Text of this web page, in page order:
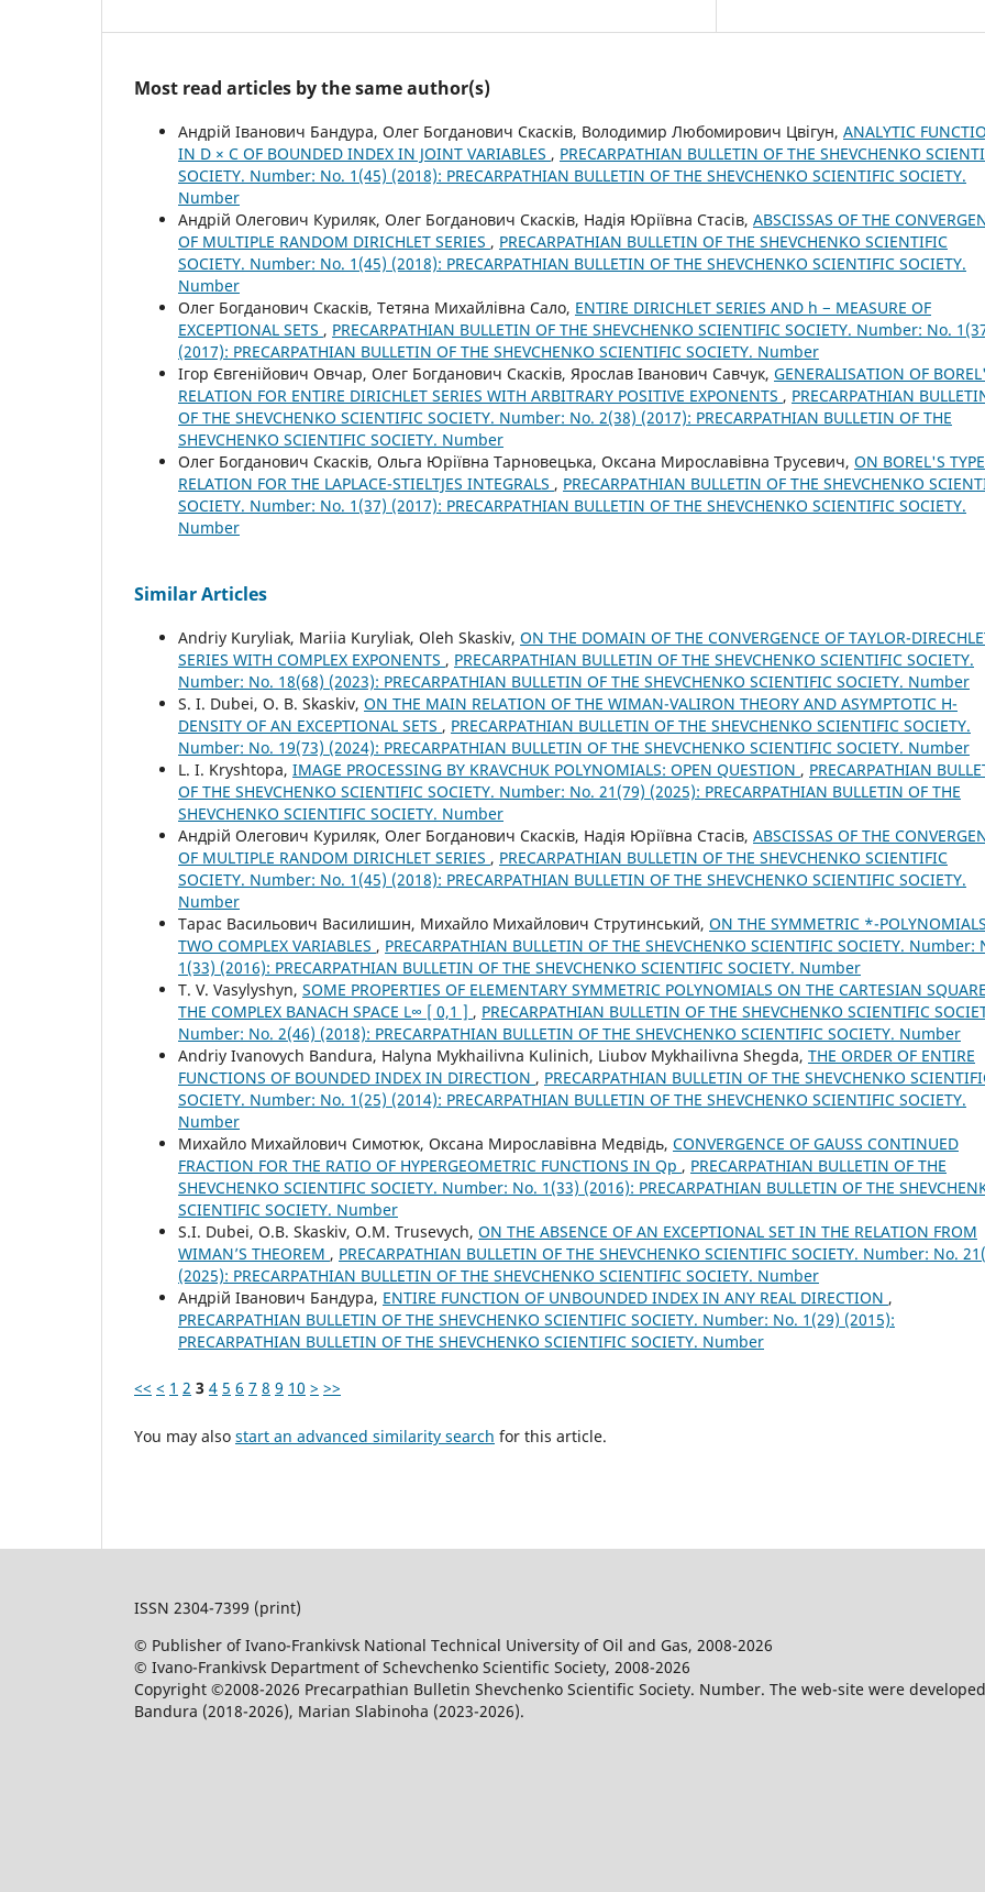
Most read articles by the same author(s)
Андрій Іванович Бандура, Олег Богданович Скасків, Володимир Любомирович Цвігун, ANALYTIC
IN D × C OF BOUNDED INDEX IN JOINT VARIABLES , PRECARPATHIAN BULLETIN OF THE SHEVCHENKO
SOCIETY. Number: No. 1(45) (2018): PRECARPATHIAN BULLETIN OF THE SHEVCHENKO SCIENTIFIC SOCIETY.
Number
Андрій Олегович Куриляк, Олег Богданович Скасків, Надія Юріївна Стасів, ABSCISSAS OF THE
OF MULTIPLE RANDOM DIRICHLET SERIES , PRECARPATHIAN BULLETIN OF THE SHEVCHENKO SCIENTIFIC
SOCIETY. Number: No. 1(45) (2018): PRECARPATHIAN BULLETIN OF THE SHEVCHENKO SCIENTIFIC SOCIETY.
Number
Олег Богданович Скасків, Тетяна Михайлівна Сало, ENTIRE DIRICHLET SERIES AND h − MEASURE OF
EXCEPTIONAL SETS , PRECARPATHIAN BULLETIN OF THE SHEVCHENKO SCIENTIFIC SOCIETY. Number: No.
(2017): PRECARPATHIAN BULLETIN OF THE SHEVCHENKO SCIENTIFIC SOCIETY. Number
Ігор Євгенійович Овчар, Олег Богданович Скасків, Ярослав Іванович Савчук, GENERALISATION OF
RELATION FOR ENTIRE DIRICHLET SERIES WITH ARBITRARY POSITIVE EXPONENTS , PRECARPATHIAN
OF THE SHEVCHENKO SCIENTIFIC SOCIETY. Number: No. 2(38) (2017): PRECARPATHIAN BULLETIN OF THE
SHEVCHENKO SCIENTIFIC SOCIETY. Number
Олег Богданович Скасків, Ольга Юріївна Тарновецька, Оксана Мирославівна Трусевич, ON BOREL'S TYPE
RELATION FOR THE LAPLACE-STIELTJES INTEGRALS , PRECARPATHIAN BULLETIN OF THE SHEVCHENKO
SOCIETY. Number: No. 1(37) (2017): PRECARPATHIAN BULLETIN OF THE SHEVCHENKO SCIENTIFIC SOCIETY.
Number
Similar Articles
Andriy Kuryliak, Mariia Kuryliak, Oleh Skaskiv, ON THE DOMAIN OF THE CONVERGENCE OF TAYLOR-
SERIES WITH COMPLEX EXPONENTS , PRECARPATHIAN BULLETIN OF THE SHEVCHENKO SCIENTIFIC SOCIETY.
Number: No. 18(68) (2023): PRECARPATHIAN BULLETIN OF THE SHEVCHENKO SCIENTIFIC SOCIETY. Number
S. І. Dubei, O. B. Skaskiv, ON THE MAIN RELATION OF THE WIMAN-VALIRON THEORY AND ASYMPTOTIC H-
DENSITY OF AN EXCEPTIONAL SETS , PRECARPATHIAN BULLETIN OF THE SHEVCHENKO SCIENTIFIC SOCIETY.
Number: No. 19(73) (2024): PRECARPATHIAN BULLETIN OF THE SHEVCHENKO SCIENTIFIC SOCIETY. Number
L. I. Kryshtopa, IMAGE PROCESSING BY KRAVCHUK POLYNOMIALS: OPEN QUESTION , PRECARPATHIAN
OF THE SHEVCHENKO SCIENTIFIC SOCIETY. Number: No. 21(79) (2025): PRECARPATHIAN BULLETIN OF THE
SHEVCHENKO SCIENTIFIC SOCIETY. Number
Андрій Олегович Куриляк, Олег Богданович Скасків, Надія Юріївна Стасів, ABSCISSAS OF THE
OF MULTIPLE RANDOM DIRICHLET SERIES , PRECARPATHIAN BULLETIN OF THE SHEVCHENKO SCIENTIFIC
SOCIETY. Number: No. 1(45) (2018): PRECARPATHIAN BULLETIN OF THE SHEVCHENKO SCIENTIFIC SOCIETY.
Number
Тарас Васильович Василишин, Михайло Михайлович Струтинський, ON THE SYMMETRIC *-
TWO COMPLEX VARIABLES , PRECARPATHIAN BULLETIN OF THE SHEVCHENKO SCIENTIFIC SOCIETY. Number:
1(33) (2016): PRECARPATHIAN BULLETIN OF THE SHEVCHENKO SCIENTIFIC SOCIETY. Number
T. V. Vasylyshyn, SOME PROPERTIES OF ELEMENTARY SYMMETRIC POLYNOMIALS ON THE CARTESIAN
THE COMPLEX BANACH SPACE L∞ [ 0,1 ] , PRECARPATHIAN BULLETIN OF THE SHEVCHENKO SCIENTIFIC
Number: No. 2(46) (2018): PRECARPATHIAN BULLETIN OF THE SHEVCHENKO SCIENTIFIC SOCIETY. Number
Andriy Ivanovych Bandura, Halyna Mykhailivna Kulinich, Liubov Mykhailivna Shegda, THE ORDER OF ENTIRE
FUNCTIONS OF BOUNDED INDEX IN DIRECTION , PRECARPATHIAN BULLETIN OF THE SHEVCHENKO
SOCIETY. Number: No. 1(25) (2014): PRECARPATHIAN BULLETIN OF THE SHEVCHENKO SCIENTIFIC SOCIETY.
Number
Михайло Михайлович Симотюк, Оксана Мирославівна Медвідь, CONVERGENCE OF GAUSS CONTINUED
FRACTION FOR THE RATIO OF HYPERGEOMETRIC FUNCTIONS IN Qp , PRECARPATHIAN BULLETIN OF THE
SHEVCHENKO SCIENTIFIC SOCIETY. Number: No. 1(33) (2016): PRECARPATHIAN BULLETIN OF THE
SCIENTIFIC SOCIETY. Number
S.I. Dubei, O.B. Skaskiv, O.M. Trusevych, ON THE ABSENCE OF AN EXCEPTIONAL SET IN THE RELATION FROM
WIMAN’S THEOREM , PRECARPATHIAN BULLETIN OF THE SHEVCHENKO SCIENTIFIC SOCIETY. Number: No.
(2025): PRECARPATHIAN BULLETIN OF THE SHEVCHENKO SCIENTIFIC SOCIETY. Number
Андрій Іванович Бандура, ENTIRE FUNCTION OF UNBOUNDED INDEX IN ANY REAL DIRECTION ,
PRECARPATHIAN BULLETIN OF THE SHEVCHENKO SCIENTIFIC SOCIETY. Number: No. 1(29) (2015):
PRECARPATHIAN BULLETIN OF THE SHEVCHENKO SCIENTIFIC SOCIETY. Number
<< < 1 2 3 4 5 6 7 8 9 10 > >>
You may also start an advanced similarity search for this article.
ISSN 2304-7399 (print)
© Publisher of Ivano-Frankivsk National Technical University of Oil and Gas, 2008-2026
© Ivano-Frankivsk Department of Schevchenko Scientific Society, 2008-2026
Copyright ©2008-2026 Precarpathian Bulletin Shevchenko Scientific Society. Number. The web-site were
Bandura (2018-2026), Marian Slabinoha (2023-2026).